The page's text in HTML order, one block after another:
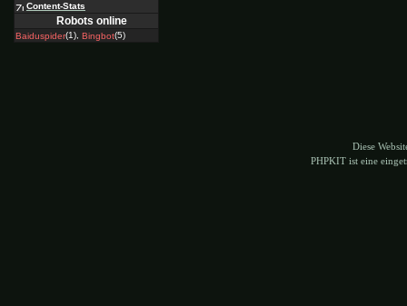
Content-Stats
Robots online
Baiduspider(1), Bingbot(5)
Diese
PHPKIT ist eine